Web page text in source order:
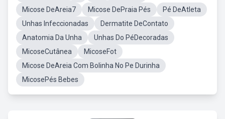
Micose DeAreia7
Micose DePraia Pés
Pé DeAtleta
Unhas Infeccionadas
Dermatite DeContato
Anatomia Da Unha
Unhas Do PéDecoradas
MicoseCutânea
MicoseFot
Micose DeAreia Com Bolinha No Pe Durinha
MicosePés Bebes